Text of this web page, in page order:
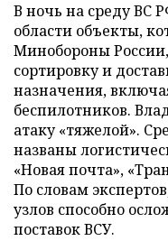
В ночь на среду ВС
области объекты,
Минобороны
сортировку и
назначения,
беспилотников.
атаку «тяжелой».
названы
«Новая почта»,
По словам
узлов способно
поставок ВСУ.